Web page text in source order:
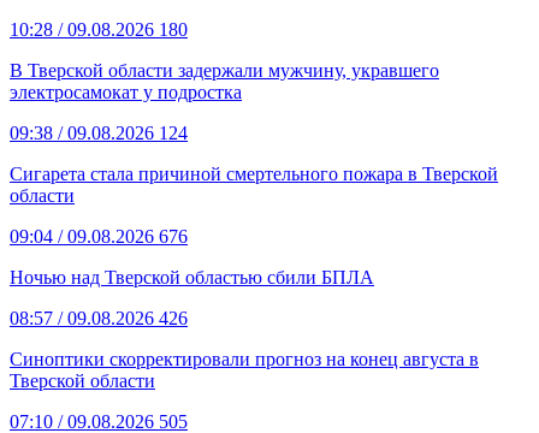
10:28 / 09.08.2026 180
В Тверской области задержали мужчину, укравшего
электросамокат у подростка
09:38 / 09.08.2026 124
Сигарета стала причиной смертельного пожара в Тверской
области
09:04 / 09.08.2026 676
Ночью над Тверской областью сбили БПЛА
08:57 / 09.08.2026 426
Синоптики скорректировали прогноз на конец августа в
Тверской области
07:10 / 09.08.2026 505